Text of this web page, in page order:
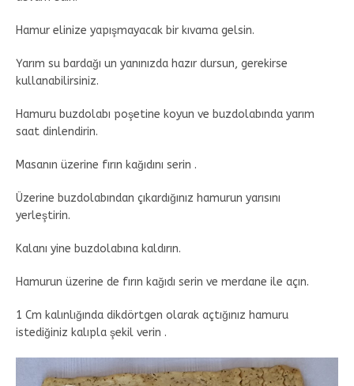
Hamur elinize yapışmayacak bir kıvama gelsin.
Yarım su bardağı un yanınızda hazır dursun, gerekirse
kullanabilirsiniz.
Hamuru buzdolabı poşetine koyun ve buzdolabında yarım
saat dinlendirin.
Masanın üzerine fırın kağıdını serin .
Üzerine buzdolabından çıkardığınız hamurun yarısını
yerleştirin.
Kalanı yine buzdolabına kaldırın.
Hamurun üzerine de fırın kağıdı serin ve merdane ile açın.
1 Cm kalınlığında dikdörtgen olarak açtığınız hamuru
istediğiniz kalıpla şekil verin .